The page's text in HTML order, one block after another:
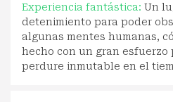
Experiencia fantástica: Un
detenimiento para poder
algunas mentes humanas,
hecho con un gran esfuerzo
perdure inmutable en el